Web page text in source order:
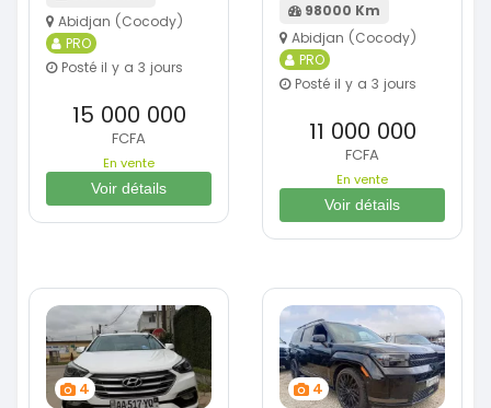
Abidjan (Cocody)
PRO
Posté il y a 3 jours
15 000 000
FCFA
En vente
Voir détails
98000 Km
Abidjan (Cocody)
PRO
Posté il y a 3 jours
11 000 000
FCFA
En vente
Voir détails
4 4